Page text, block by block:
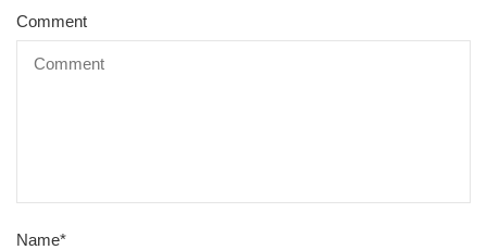
Comment
Name*